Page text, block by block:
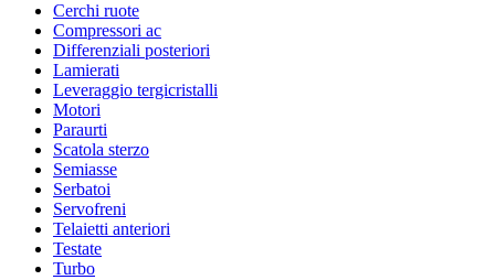
Cerchi ruote
Compressori ac
Differenziali posteriori
Lamierati
Leveraggio tergicristalli
Motori
Paraurti
Scatola sterzo
Semiasse
Serbatoi
Servofreni
Telaietti anteriori
Testate
Turbo